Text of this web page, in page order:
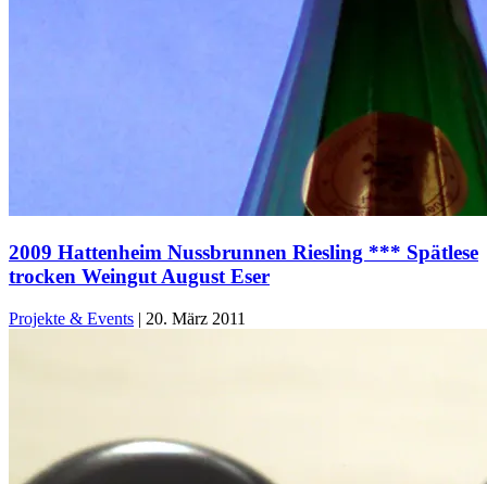
2009 Hattenheim Nussbrunnen Riesling *** Spätlese
trocken Weingut August Eser
Projekte & Events | 20. März 2011